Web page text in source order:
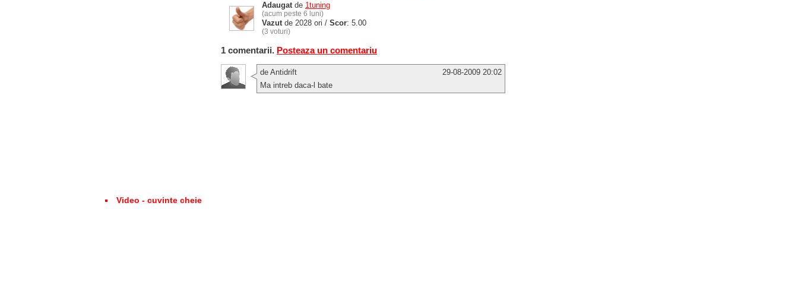
Video - cuvinte cheie
Adaugatde 1tuning
(acum peste 6 luni)
Vazutde 2028 ori / Scor: 5.00
(3 voturi)
1 comentarii. Posteaza un comentariu
29-08-2009 20:02
de Antidrift
Ma intreb daca-l bate